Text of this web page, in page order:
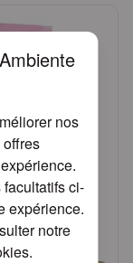
nos
ci-
expérience.
notre
.
steps girl